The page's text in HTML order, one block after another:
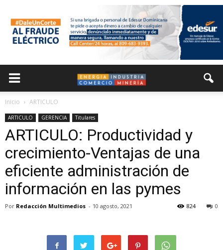
Inicio ARTICULO
ARTICULO GERENCIA Titulares
ARTICULO: Productividad y
crecimiento-Ventajas de una
eficiente administración de
información en las pymes
Por Redacción Multimedios - 10 agosto, 2021 0
824